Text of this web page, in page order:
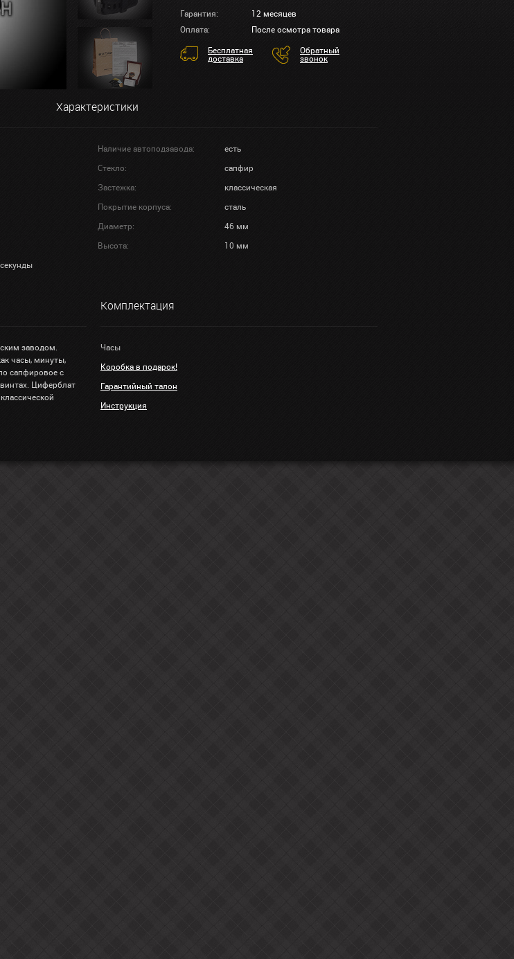
Гарантия:
12 месяцев
Оплата:
После осмотра товара
Бесплатная
доставка
Обратный
звонок
Характеристики
Наличие автоподзавода:
есть
Стекло:
сапфир
Застежка:
классическая
Покрытие корпуса:
сталь
Диаметр:
46 мм
Высота:
10 мм
заводом.
часы, минуты,
сапфировое с
Циферблат
Комплектация
Часы
Коробка в подарок!
Гарантийный талон
Инструкция